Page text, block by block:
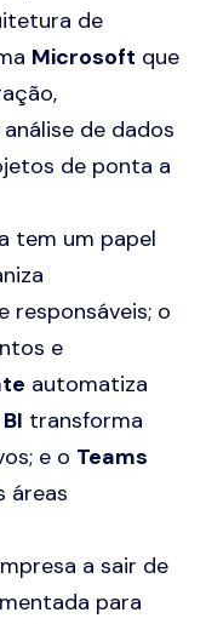
de
Microsoft que
de dados
de ponta a
tem um papel
responsáveis; o
e
automatiza
transforma
e o Teams
áreas
a sair de
para